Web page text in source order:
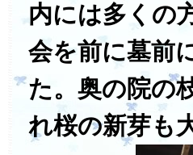
内には多くの
会を前に墓前
た。奥の院の
れ桜の新芽も